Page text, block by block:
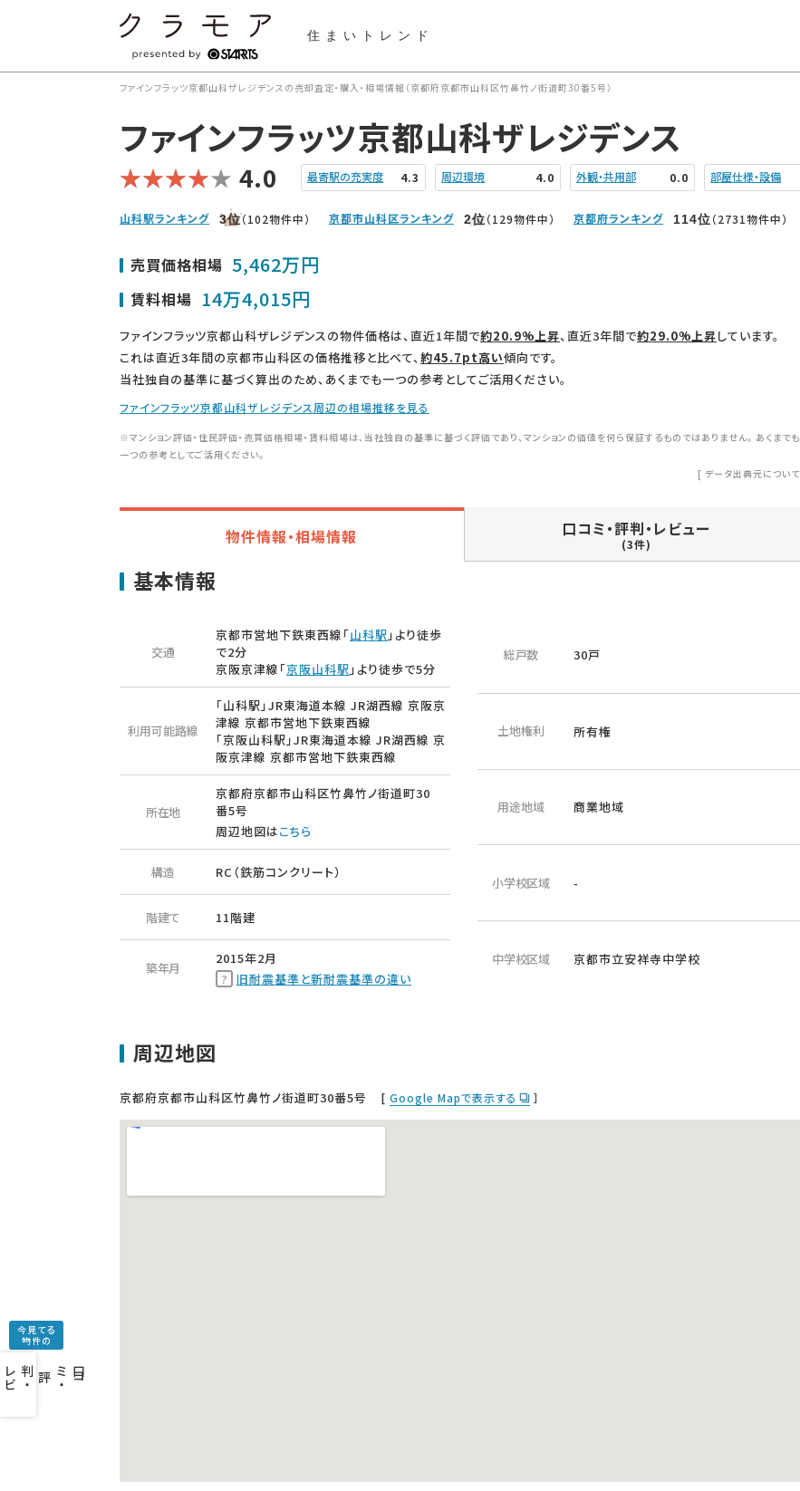
住まいトレンド
ファインフラッツ京都山科ザレジデンスの売却査定・購入・相場情報（京都府京都市山科区竹鼻竹ノ街道町30番5号）
ファインフラッツ京都山科ザレジデンス
4.0 最寄駅の充実度 4.3 周辺環境 4.0 外観・共用部 0.0 部屋仕様・設備
山科駅ランキング 3位（102物件中） 京都市山科区ランキング 2位（129物件中） 京都府ランキング 114位（2731物件中）
今見てる
物件の
口
コ
ミ
・
評 判
・
レ
ビ
ュ
ー
を
み
売買価格相場 5,462万円
賃料相場 14万4,015円
ファインフラッツ京都山科ザレジデンスの物件価格は、直近1年間で約20.9%上昇、直近3年間で約29.0%上昇しています。
これは直近3年間の京都市山科区の価格推移と比べて、約45.7pt高い傾向です。
当社独自の基準に基づく算出のため、あくまでも一つの参考としてご活用ください。
ファインフラッツ京都山科ザレジデンス周辺の相場推移を見る
※マンション評価・住民評価・売買価格相場・賃料相場は、当社独自の基準に基づく評価であり、マンションの価値を何ら保証するものではありません。 あくまでも
一つの参考としてご活用ください。
[ データ出典元について
物件情報・相場情報 口コミ・評判・レビュー
(3件)
基本情報
交通
京都市営地下鉄東西線「山科駅 」より徒歩
で2分
京阪京津線「京阪山科駅 」より徒歩で5分
利用可能路線
「山科駅」JR東海道本線 JR湖西線 京阪京
津線 京都市営地下鉄東西線
「京阪山科駅」JR東海道本線 JR湖西線 京
阪京津線 京都市営地下鉄東西線
所在地
京都府京都市山科区竹鼻竹ノ街道町30
番5号
周辺地図はこちら
構造 RC（鉄筋コンクリート）
階建て 11階建
築年月
2015年2月
旧耐震基準と新耐震基準の違い
総戸数 30戸
土地権利 所有権
用途地域 商業地域
小学校区域 -
中学校区域 京都市立安祥寺中学校
周辺地図
京都府京都市山科区竹鼻竹ノ街道町30番5号 [ Google Mapで表示する ］